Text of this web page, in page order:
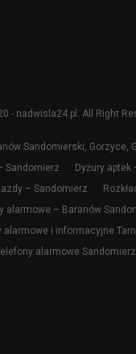
- nadwisla24.pl. All Right
Sandomierski, Gorzyce,
Sandomierz
Dyżury aptek
– Sandomierz
alarmowe – Baranów
alarmowe i informacyjne
alarmowe Sandomierz